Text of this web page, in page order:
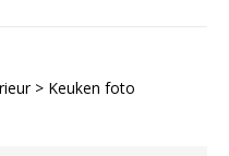
> Keuken foto